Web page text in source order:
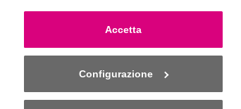
Accetta
Configurazione